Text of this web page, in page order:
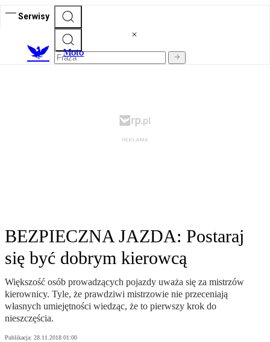
Serwisy
Moto
BEZPIECZNA JAZDA: Postaraj
się być dobrym kierowcą
Większość osób prowadzących pojazdy uważa się za mistrzów
kierownicy. Tyle, że prawdziwi mistrzowie nie przeceniają
własnych umiejętności wiedząc, że to pierwszy krok do
nieszczęścia.
Publikacja: 28.11.2018 01:00